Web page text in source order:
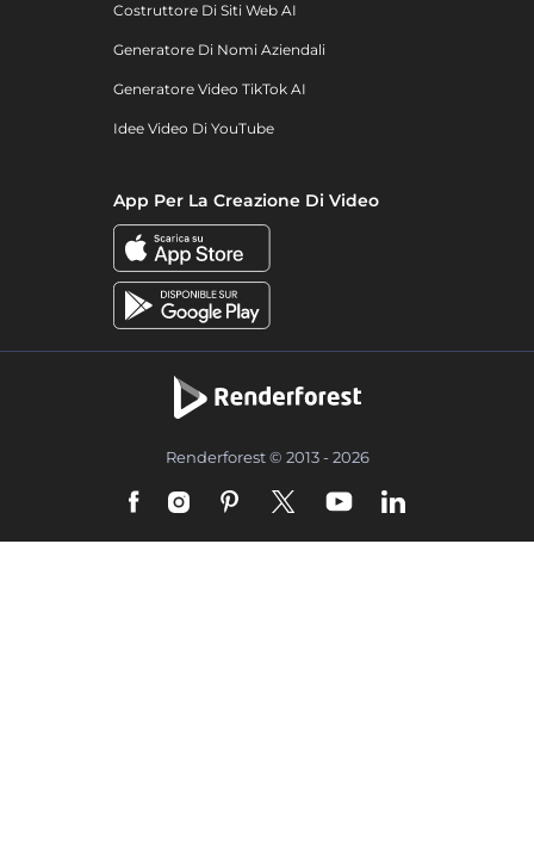
Costruttore Di Siti Web AI
Generatore Di Nomi Aziendali
Generatore Video TikTok AI
Idee Video Di YouTube
App Per La Creazione Di Video
Renderforest © 2013 - 2026